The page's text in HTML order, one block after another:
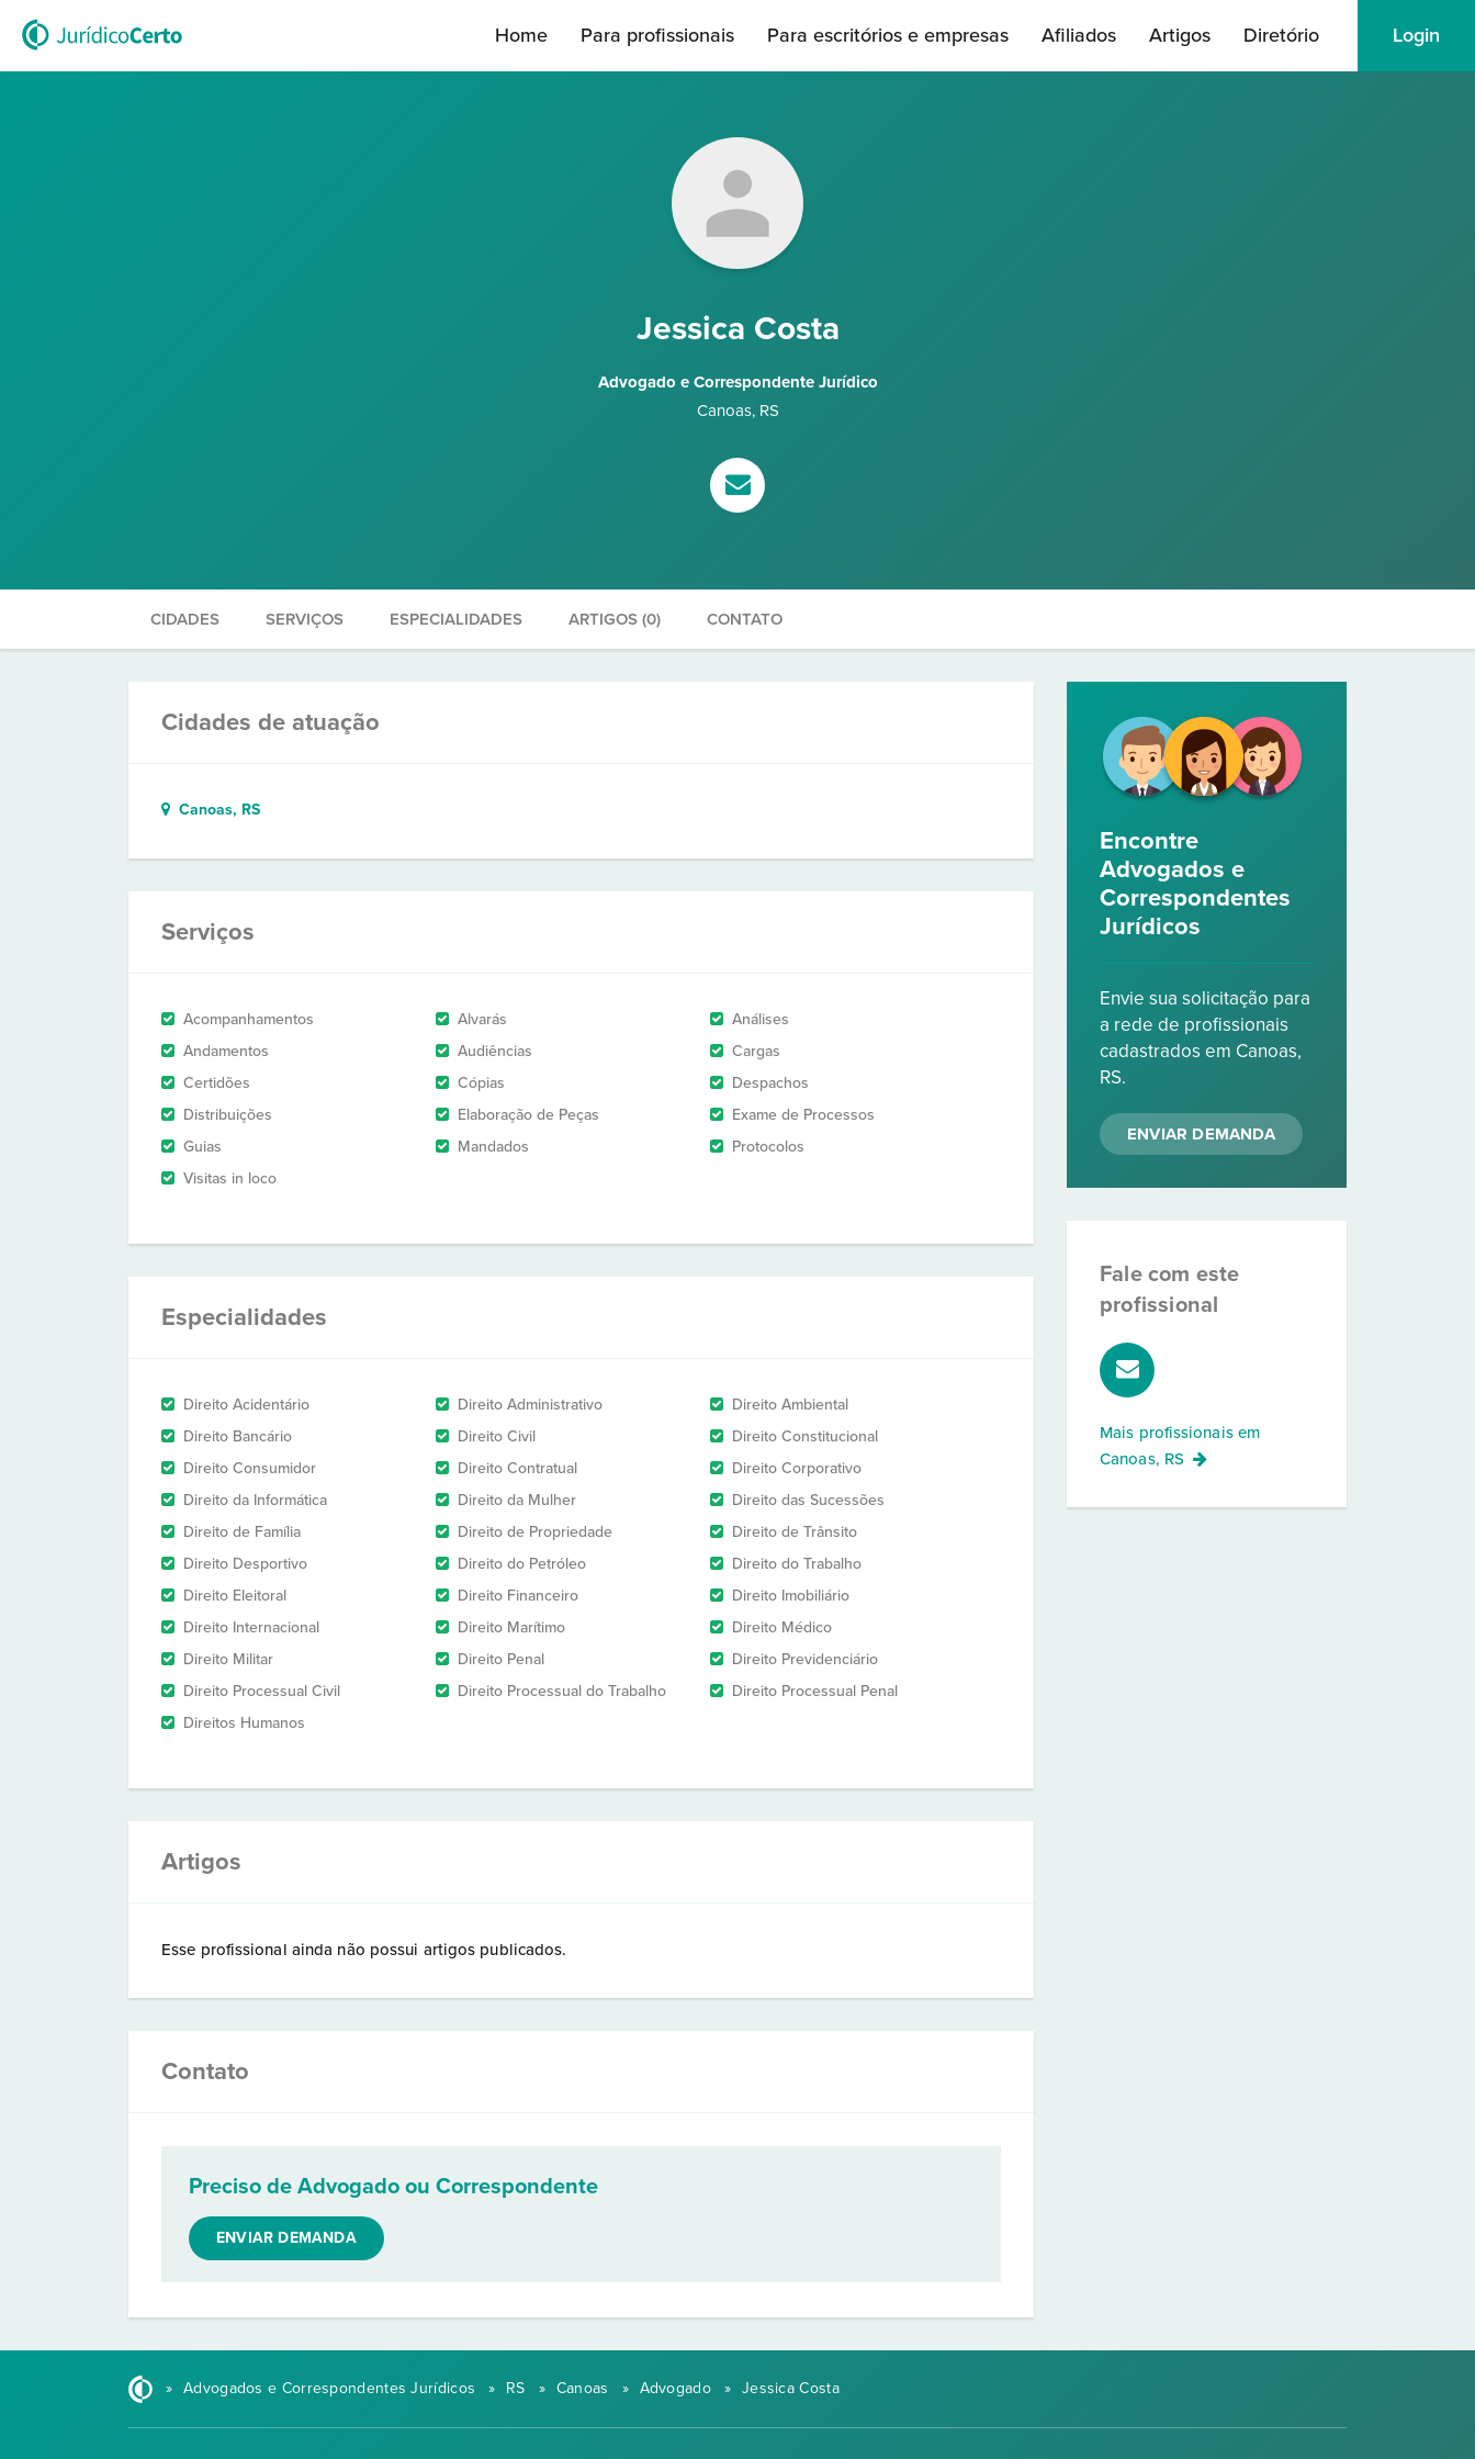
Home Para profissionais Para escritórios e empresas Afiliados Artigos Diretório Login
Jessica Costa
Advogado e Correspondente Jurídico
Canoas, RS
CIDADES SERVIÇOS ESPECIALIDADES ARTIGOS (0) CONTATO
Cidades de atuação
Canoas, RS
Serviços
Acompanhamentos Alvarás
Análises
Andamentos
Audiências
Cargas
Certidões
Cópias
Despachos
Distribuições
Elaboração de Peças
Exame de Processos
Guias
Mandados
Protocolos
Visitas in loco
Especialidades
Direito Acidentário Direito Administrativo
Direito Ambiental
Direito Bancário
Direito Civil
Direito Constitucional
Direito Consumidor
Direito Contratual
Direito Corporativo
Direito da Informática
Direito da Mulher
Direito das Sucessões
Direito de Família
Direito de Propriedade
Direito de Trânsito
Direito Desportivo
Direito do Petróleo
Direito do Trabalho
Direito Eleitoral
Direito Financeiro
Direito Imobiliário
Direito Internacional
Direito Marítimo
Direito Médico
Direito Militar
Direito Penal
Direito Previdenciário
Direito Processual Civil
Direito Processual do Trabalho
Direito Processual Penal
Direitos Humanos
Artigos
Esse profissional ainda não possui artigos publicados.
Contato
Preciso de Advogado ou Correspondente
ENVIAR DEMANDA
Encontre
Advogados e
Correspondentes
Jurídicos
Envie sua solicitação para
a rede de profissionais
cadastrados em Canoas,
RS.
ENVIAR DEMANDA
Fale com este
profissional
Mais profissionais em
Canoas, RS
» Advogados e Correspondentes Jurídicos » RS » Canoas » Advogado » Jessica Costa